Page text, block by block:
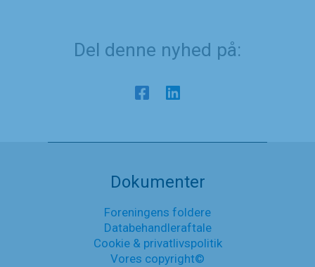
Del denne nyhed på:
Dokumenter
Foreningens foldere
Databehandleraftale
Cookie & privatlivspolitik
Vores copyright©